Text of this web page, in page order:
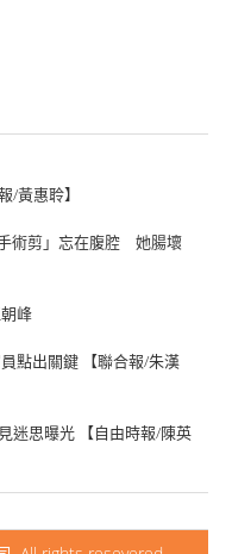
/黃惠聆】
術剪」忘在腹腔 她腸壞
峰
點出關鍵 【聯合報/朱漢
迷思曝光 【自由時報/陳英